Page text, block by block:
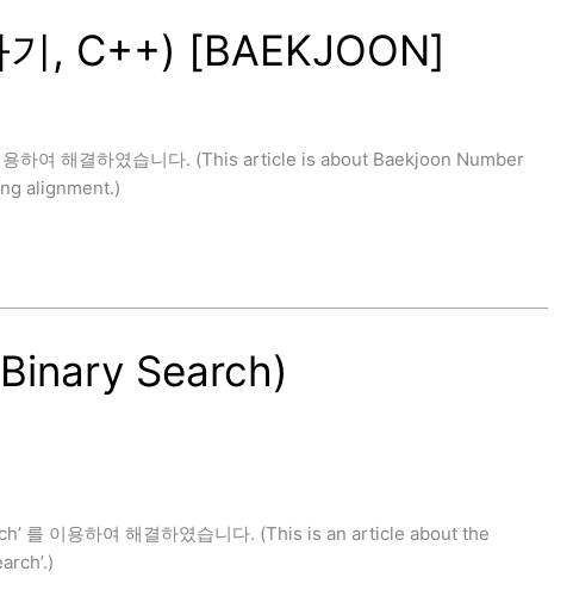
, C++) [BAEKJOON]
용하여 해결하였습니다. (This article is about Baekjoon Number
alignment.)
Search)
를 이용하여 해결하였습니다. (This is an article about the